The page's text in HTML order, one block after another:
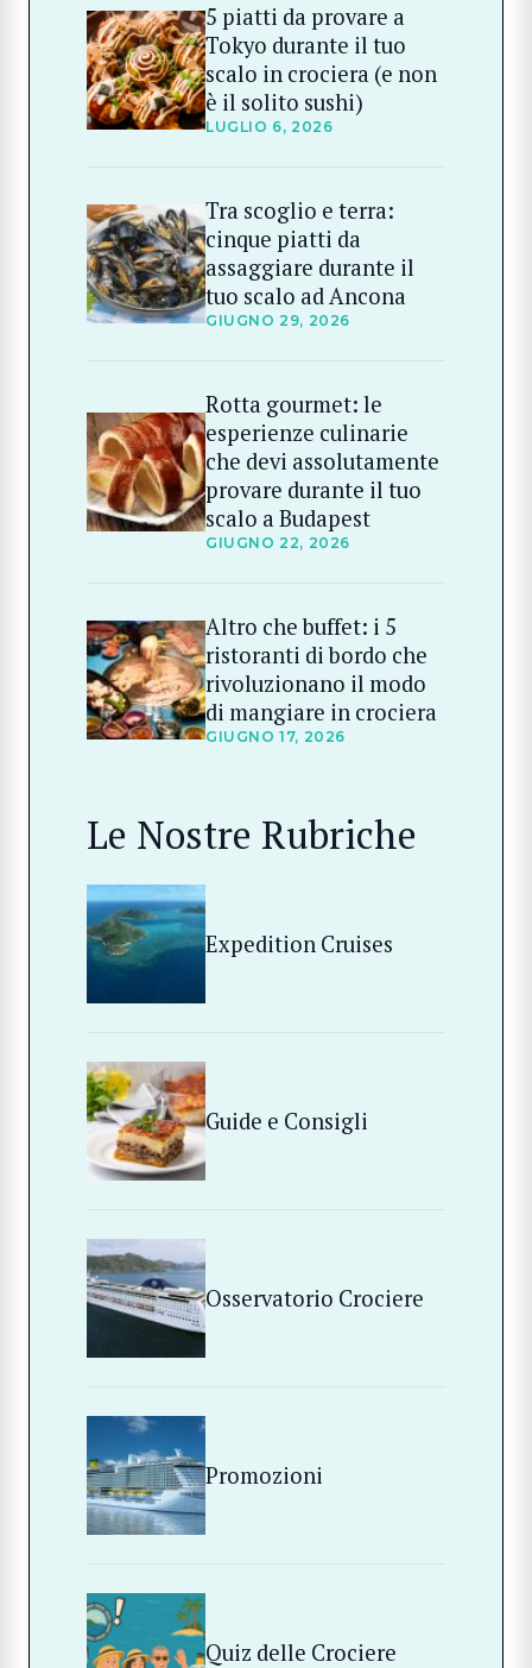
5 piatti da provare a
Tokyo durante il tuo
scalo in crociera (e non
è il solito sushi)
LUGLIO 6, 2026
Tra scoglio e terra:
cinque piatti da
assaggiare durante il
tuo scalo ad Ancona
GIUGNO 29, 2026
Rotta gourmet: le
esperienze culinarie
che devi assolutamente
provare durante il tuo
scalo a Budapest
GIUGNO 22, 2026
Altro che buffet: i 5
ristoranti di bordo che
rivoluzionano il modo
di mangiare in crociera
GIUGNO 17, 2026
Le Nostre Rubriche
Expedition Cruises
Guide e Consigli
Osservatorio Crociere
Promozioni
Quiz delle Crociere